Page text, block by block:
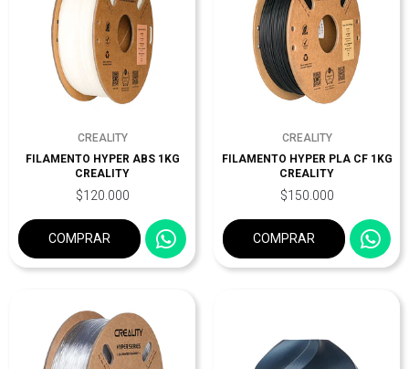
CREALITY
FILAMENTO HYPER ABS 1KG
CREALITY
$120.000
COMPRAR
CREALITY
FILAMENTO HYPER PLA CF 1KG
CREALITY
$150.000
COMPRAR